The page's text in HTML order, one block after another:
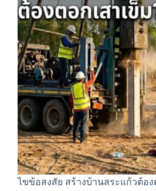
ไขข้อสงสัย สร้างบ้านสระแก้วต้อง